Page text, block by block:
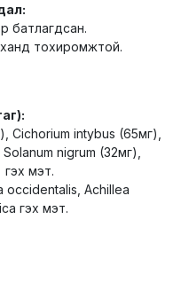
батлагдсан.
тохиромжтой.
Cichorium intybus (65мг),
nigrum (32мг),
гэх мэт.
occidentalis, Achillea
гэх мэт.